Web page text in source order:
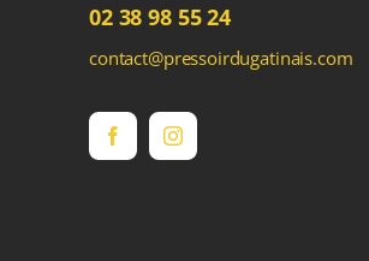
02 38 98 55 24
contact@pressoirdugatinais.com